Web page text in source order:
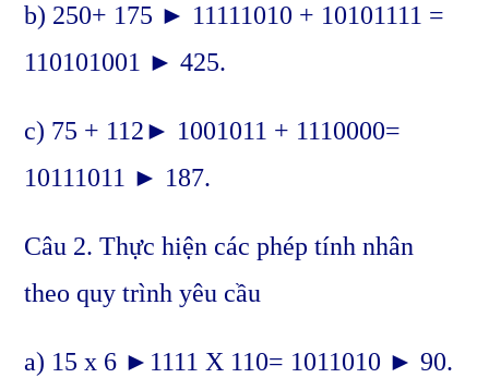
b) 250+ 175 ► 11111010 + 10101111 =
110101001 ► 425.
c) 75 + 112► 1001011 + 1110000=
10111011 ► 187.
Câu 2. Thực hiện các phép tính nhân
theo quy trình yêu cầu
a) 15 x 6 ►1111 X 110= 1011010 ► 90.